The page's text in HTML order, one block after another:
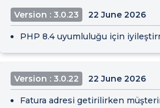
Version : 3.0.23 22 June 2026
PHP 8.4 uyumluluğu için
Version : 3.0.22 22 June 2026
Fatura adresi getirilirken